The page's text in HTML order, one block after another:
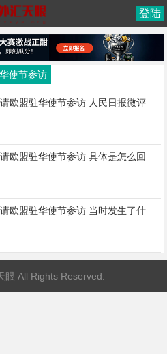
登陆
使节参访
欧盟驻华使节参访 人民日报微评
欧盟驻华使节参访 具体是怎么回
欧盟驻华使节参访 当时发生了什
All Rights Reserved.